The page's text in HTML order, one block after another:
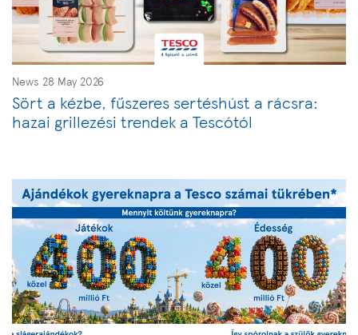
News 28 May 2026
Sört a kézbe, fűszeres sertéshúst a rácsra:
hazai grillezési trendek a Tescótól